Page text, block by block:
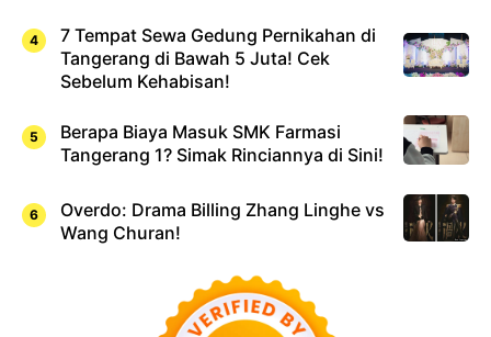
7 Tempat Sewa Gedung Pernikahan di
Tangerang di Bawah 5 Juta! Cek
Sebelum Kehabisan!
Berapa Biaya Masuk SMK Farmasi
Tangerang 1? Simak Rinciannya di Sini!
Overdo: Drama Billing Zhang Linghe vs
Wang Churan!